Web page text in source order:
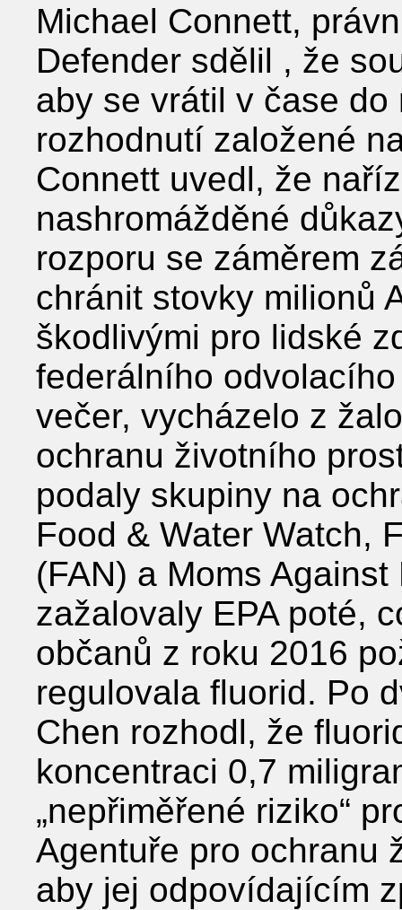
Michael Connett,
Defender sdělil , že
aby se vrátil v čase
rozhodnutí založené
Connett uvedl, že
nashromážděné
rozporu se záměrem
chránit stovky milionů
škodlivými pro lidské
federálního
večer, vycházelo z
ochranu životního
podaly skupiny na
Food & Water Watch,
(FAN) a Moms
zažalovaly EPA poté,
občanů z roku 2016
regulovala fluorid. Po
Chen rozhodl, že
koncentraci 0,7
„nepřiměřené riziko“
Agentuře pro ochranu
aby jej odpovídajícím